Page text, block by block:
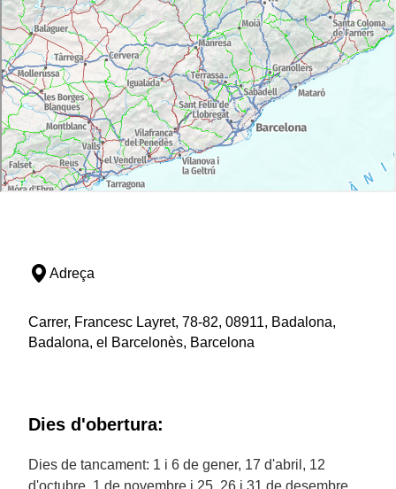
Adreça
Carrer, Francesc Layret, 78-82, 08911, Badalona,
Badalona, el Barcelonès, Barcelona
Dies d'obertura:
Dies de tancament: 1 i 6 de gener, 17 d'abril, 12
d'octubre, 1 de novembre i 25, 26 i 31 de desembre.